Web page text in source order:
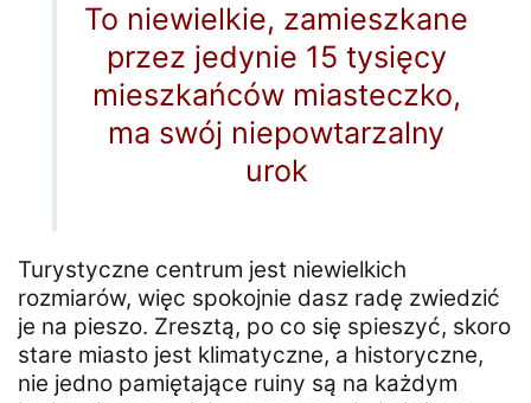
To niewielkie, zamieszkane
przez jedynie 15 tysięcy
mieszkańców miasteczko,
ma swój niepowtarzalny
urok
Turystyczne centrum jest niewielkich
rozmiarów, więc spokojnie dasz radę zwiedzić
je na pieszo. Zresztą, po co się spieszyć, skoro
stare miasto jest klimatyczne, a historyczne,
nie jedno pamiętające ruiny są na każdym